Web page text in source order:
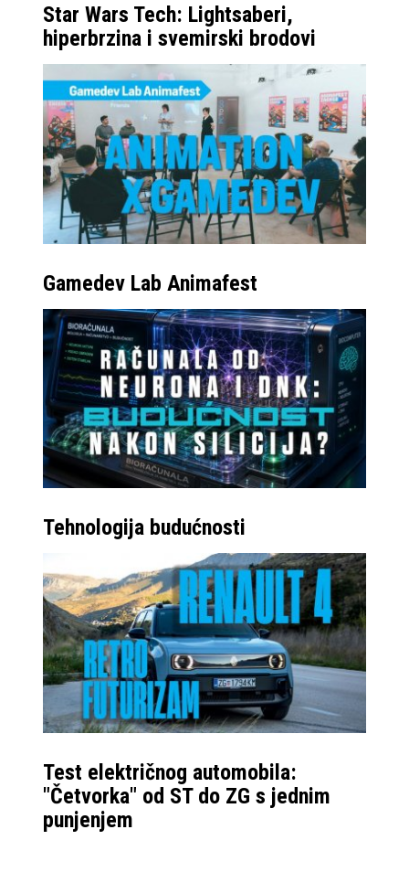
Star Wars Tech: Lightsaberi,
hiperbrzina i svemirski brodovi
Gamedev Lab Animafest
Tehnologija budućnosti
Test električnog automobila:
"Četvorka" od ST do ZG s jednim
punjenjem